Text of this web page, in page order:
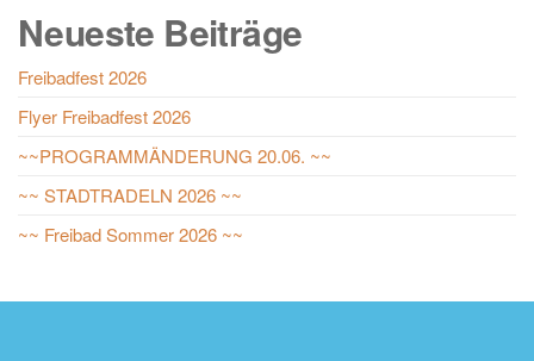
Neueste Beiträge
Freibadfest 2026
Flyer Freibadfest 2026
~~PROGRAMMÄNDERUNG 20.06. ~~
~~ STADTRADELN 2026 ~~
~~ Freibad Sommer 2026 ~~